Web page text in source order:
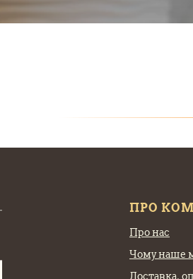
ПРО
Про нас
Чому наше
Доставка,